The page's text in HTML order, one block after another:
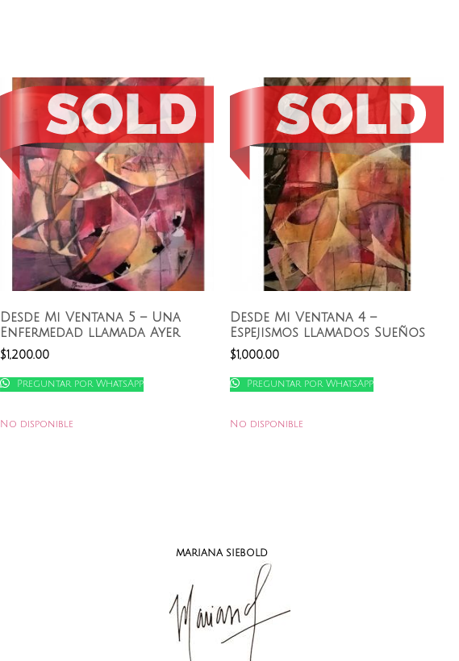
Desde Mi Ventana 5 – Una
Enfermedad llamada Ayer
$1,200.00
Preguntar por WhatsApp
No disponible
Desde Mi Ventana 4 –
Espejismos llamados Sueños
$1,000.00
Preguntar por WhatsApp
No disponible
MARIANA SIEBOLD